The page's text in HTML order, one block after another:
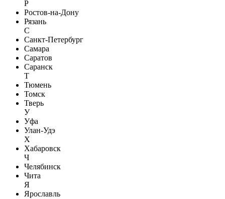
Р
Ростов-на-Дону
Рязань
С
Санкт-Петербург
Самара
Саратов
Саранск
Т
Тюмень
Томск
Тверь
У
Уфа
Улан-Удэ
Х
Хабаровск
Ч
Челябинск
Чита
Я
Ярославль